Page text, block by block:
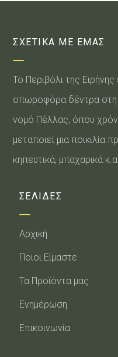
ΣΧΕΤΙΚΑ ΜΕ ΕΜΑΣ
Το Περιβόλι της Ειρήνης
οπωροφόρα δέντρα στη
νομό Πέλλας, όπου
μεταποιεί μια ποικιλία
κηπευτικά, μπαχαρικά κ.α.
ΣΕΛΙΔΕΣ
Αρχική
Ποιοι Είμαστε
Τα Προϊόντα μας
Ενημέρωση
Επικοινωνία